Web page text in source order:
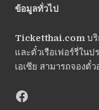
ข้อมูลทั่วไป
Ticketthai.comบ
และตั๋วเรือเฟอร์รี่ใน
เอเซีย สามารถจองตั๋